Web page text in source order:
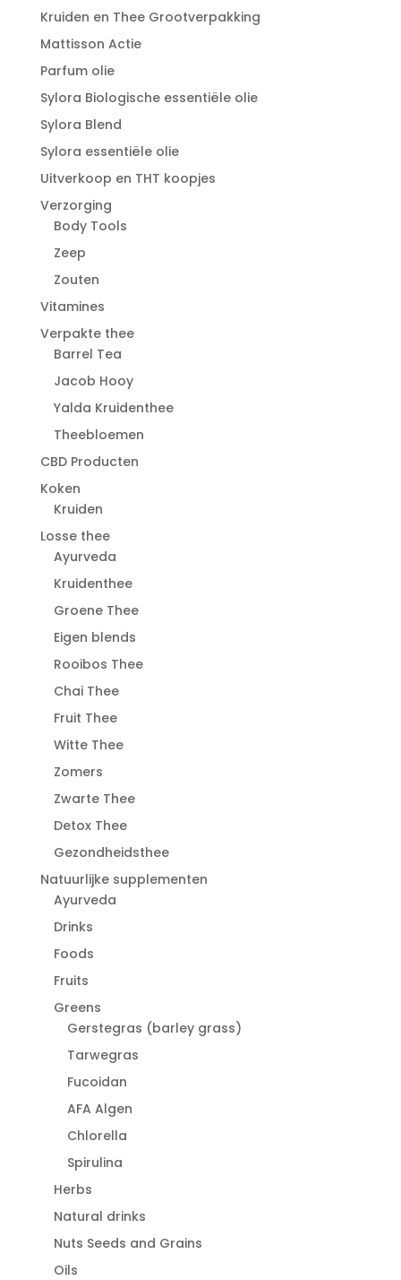
Kruiden en Thee Grootverpakking
Mattisson Actie
Parfum olie
Sylora Biologische essentiële olie
Sylora Blend
Sylora essentiële olie
Uitverkoop en THT koopjes
Verzorging
Body Tools
Zeep
Zouten
Vitamines
Verpakte thee
Barrel Tea
Jacob Hooy
Yalda Kruidenthee
Theebloemen
CBD Producten
Koken
Kruiden
Losse thee
Ayurveda
Kruidenthee
Groene Thee
Eigen blends
Rooibos Thee
Chai Thee
Fruit Thee
Witte Thee
Zomers
Zwarte Thee
Detox Thee
Gezondheidsthee
Natuurlijke supplementen
Ayurveda
Drinks
Foods
Fruits
Greens
Gerstegras (barley grass)
Tarwegras
Fucoidan
AFA Algen
Chlorella
Spirulina
Herbs
Natural drinks
Nuts Seeds and Grains
Oils